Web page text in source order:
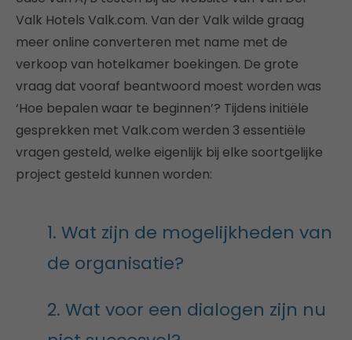
Valk Hotels Valk.com. Van der Valk wilde graag
meer online converteren met name met de
verkoop van hotelkamer boekingen. De grote
vraag dat vooraf beantwoord moest worden was
‘Hoe bepalen waar te beginnen’? Tijdens initiële
gesprekken met Valk.com werden 3 essentiële
vragen gesteld, welke eigenlijk bij elke soortgelijke
project gesteld kunnen worden:
1. Wat zijn de mogelijkheden van
de organisatie?
2. Wat voor een dialogen zijn nu